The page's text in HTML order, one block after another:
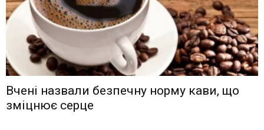
Вчені назвали безпечну норму кави, що
зміцнює серце